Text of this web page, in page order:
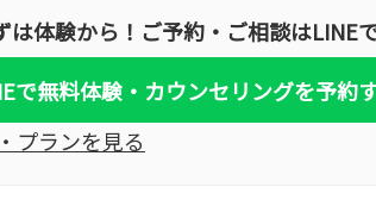
は体験から！ご予約・ご相談はLINE
で無料体験・カウンセリングを予約
プランを見る